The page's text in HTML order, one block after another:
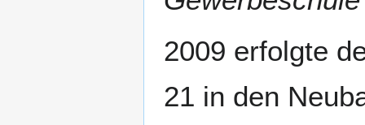
2009 erfolgte
21 in den